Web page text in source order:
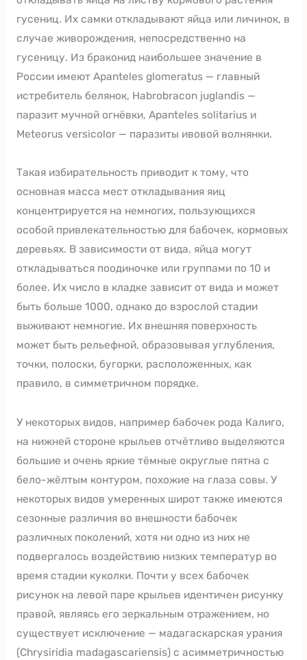
гусениц. Их самки откладывают яйца или личинок, в
случае живорождения, непосредственно на
гусеницу. Из браконид наибольшее значение в
России имеют Apanteles glomeratus — главный
истребитель белянок, Habrobracon juglandis —
паразит мучной огнёвки, Apanteles solitarius и
Meteorus versicolor — паразиты ивовой волнянки.
Такая избирательность приводит к тому, что
основная масса мест откладывания яиц
концентрируется на немногих, пользующихся
особой привлекательностью для бабочек, кормовых
деревьях. В зависимости от вида, яйца могут
откладываться поодиночке или группами по 10 и
более. Их число в кладке зависит от вида и может
быть больше 1000, однако до взрослой стадии
выживают немногие. Их внешняя поверхность
может быть рельефной, образовывая углубления,
точки, полоски, бугорки, расположенных, как
правило, в симметричном порядке.
У некоторых видов, например бабочек рода Калиго,
на нижней стороне крыльев отчётливо выделяются
большие и очень яркие тёмные округлые пятна с
бело-жёлтым контуром, похожие на глаза совы. У
некоторых видов умеренных широт также имеются
сезонные различия во внешности бабочек
различных поколений, хотя ни одно из них не
подвергалось воздействию низких температур во
время стадии куколки. Почти у всех бабочек
рисунок на левой паре крыльев идентичен рисунку
правой, являясь его зеркальным отражением, но
существует исключение — мадагаскарская урания
(Chrysiridia madagascariensis) с асимметричностью